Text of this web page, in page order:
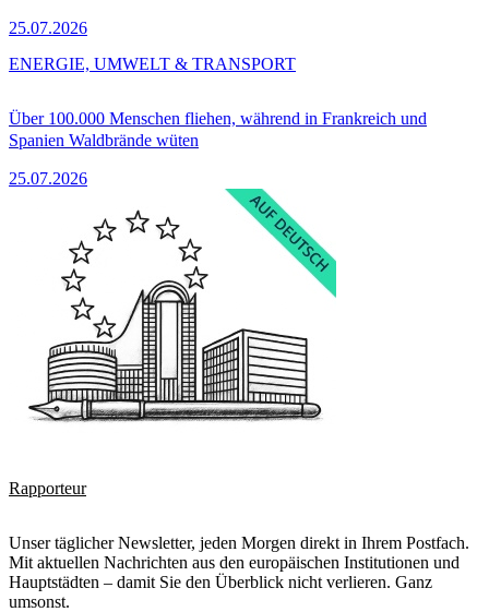
25.07.2026
Über 100.000 Menschen fliehen, während in Frankreich und
Spanien Waldbrände wüten
25.07.2026
ENERGIE, UMWELT & TRANSPORT
Rapporteur
Unser täglicher Newsletter, jeden Morgen direkt in Ihrem Postfach.
Mit aktuellen Nachrichten aus den europäischen Institutionen und
Hauptstädten – damit Sie den Überblick nicht verlieren. Ganz
umsonst.